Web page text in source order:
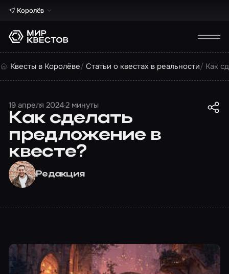
Королёв
Квесты в Королёве Статьи о квестах в реальности Как
19 апреля 20242 минуты
Как сделать
предложение в
квесте?
Редакция